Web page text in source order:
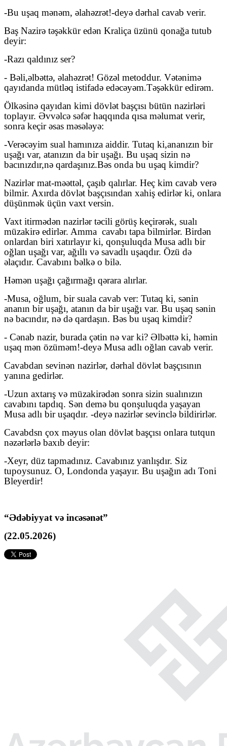
-Bu uşaq mənəm, əlahəzrət!-deyə dərhal cavab verir.
Baş Nazirə təşəkkür edən Kraliça üzünü qonağa tutub
deyir:
-Razı qaldınız ser?
- Bəli,əlbəttə, əlahəzrət! Gözəl metoddur. Vətənimə
qayıdanda mütləq istifadə edəcəyəm.Təşəkkür edirəm.
Ölkəsinə qayıdan kimi dövlət başçısı bütün nazirləri
toplayır. Əvvəlcə səfər haqqında qısa məlumat verir,
sonra keçir əsas məsələyə:
-Verəcəyim sual hamınıza aiddir. Tutaq ki,ananızın bir
uşağı var, atanızın da bir uşağı. Bu uşaq sizin nə
bacınızdır,nə qardaşınız.Bəs onda bu uşaq kimdir?
Nazirlər mat-məəttəl, çaşıb qalırlar. Heç kim cavab verə
bilmir. Axırda dövlət başçısından xahiş edirlər ki, onlara
düşünmək üçün vaxt versin.
Vaxt itirmədən nazirlər təcili görüş keçirərək, sualı
müzakirə edirlər. Amma cavabı tapa bilmirlər. Birdən
onlardan biri xatırlayır ki, qonşuluqda Musa adlı bir
oğlan uşağı var, ağıllı və savadlı uşaqdır. Özü də
əlaçıdır. Cavabını bəlkə o bilə.
Həmən uşağı çağırmağı qərara alırlar.
-Musa, oğlum, bir suala cavab ver: Tutaq ki, sənin
ananın bir uşağı, atanın da bir uşağı var. Bu uşaq sənin
nə bacındır, nə də qardaşın. Bəs bu uşaq kimdir?
- Cənab nazir, burada çətin nə var ki? Əlbəttə ki, həmin
uşaq mən özüməm!-deyə Musa adlı oğlan cavab verir.
Cavabdan sevinən nazirlər, dərhal dövlət başçısının
yanına gedirlər.
-Uzun axtarış və müzakirədən sonra sizin sualınızın
cavabını tapdıq. Sən demə bu qonşuluqda yaşayan
Musa adlı bir uşaqdır. -deyə nazirlər sevinclə bildirirlər.
Cavabdsn çox məyus olan dövlət başçısı onlara tutqun
nəzərlərlə baxıb deyir:
-Xeyr, düz tapmadınız. Cavabınız yanlışdır. Siz
tupoysunuz. O, Londonda yaşayır. Bu uşağın adı Toni
Bleyerdir!
“Ədəbiyyat və incəsənət”
(22.05.2026)